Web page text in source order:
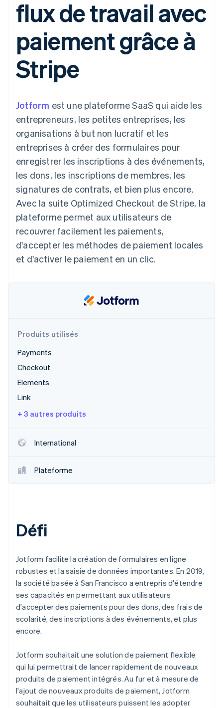
Moyens de
paiement
de 125
Terminal
personne
Authorization
optimisée
Paiements
accélérés
Financial
Connections
Comptes
financiers
associés
Comptabilité
automatisée
Rapports
personnalisés
Product roadmap
Découvrez les prochaines évolutions
Radar
Prévention de la fraude
Élimination du carbone
Stripe Sessions 2026
l’application
Marketplaces
Gestion financière
Plateformes
SaaS
Entreprises d'IA
Économie des
créateurs
Jeux
loisirs
Assurance
Médias et
divertissements
Organisations à but
non lucratif
Services aux
entreprises
Secteur public
Commerce en ligne
Écosystème
Stripe App Marketplace
Gérer des
abonnements
Proposer une
facturation à l'usage
Émettre des cartes
bancaires adossées à
Fournir et gérer des
services avec des
Ressources
Intégrations
d'applications
Exemples de code
Blog des développeurs
État de l'API
Entreprise
Roadmap produit
Sessions : conférence
annuelle
Communiqués de
presse
Contact
Contacter notre équipe
Devenir partenaire
flux de travail avec
paiement grâce à
Stripe
Jotform est une plateforme SaaS qui aide les
entrepreneurs, les petites entreprises, les
organisations à but non lucratif et les
entreprises à créer des formulaires pour
enregistrer les inscriptions à des événements,
les dons, les inscriptions de membres, les
signatures de contrats, et bien plus encore.
Avec la suite Optimized Checkout de Stripe, la
plateforme permet aux utilisateurs de
recouvrer facilement les paiements,
d'accepter les méthodes de paiement locales
et d'activer le paiement en un clic.
Produits utilisés
Payments
Checkout
Elements
Link
+ 3 autres produits
International
Plateforme
Défi
Jotform facilite la création de formulaires en ligne
robustes et la saisie de données importantes. En 2019,
la société basée à San Francisco a entrepris d'étendre
ses capacités en permettant aux utilisateurs
d'accepter des paiements pour des dons, des frais de
scolarité, des inscriptions à des événements, et plus
encore.
Jotform souhaitait une solution de paiement flexible
qui lui permettrait de lancer rapidement de nouveaux
produits de paiement intégrés. Au fur et à mesure de
l'ajout de nouveaux produits de paiement, Jotform
souhaitait que les utilisateurs puissent les adopter